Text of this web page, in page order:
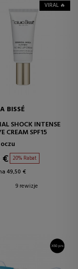
VIRAL 🔥
BISSÉ
SHOCK INTENSE
CREAM SPF15
€ 20% Rabat
49,50 €
9 rewizje